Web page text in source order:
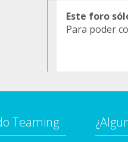
Este foro
Para poder
Teaming